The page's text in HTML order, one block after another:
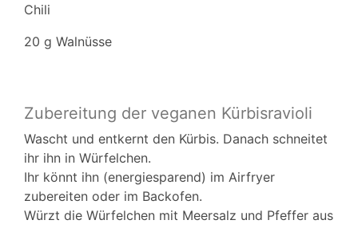
Chili
20 g Walnüsse
Zubereitung der veganen Kürbisravioli
Wascht und entkernt den Kürbis. Danach schneitet
ihr ihn in Würfelchen.
Ihr könnt ihn (energiesparend) im Airfryer
zubereiten oder im Backofen.
Würzt die Würfelchen mit Meersalz und Pfeffer aus